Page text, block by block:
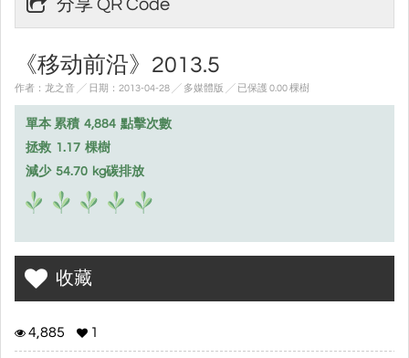
分享 QR Code
《移动前沿》2013.5
作者：龙之音 ╱ 日期：2013-04-28 ╱ 多媒體版 ╱ 已保護 0.00 棵樹
單本 累積 4,884 點擊次數
拯救 1.17 棵樹
減少 54.70 kg碳排放
收藏
4,885 1